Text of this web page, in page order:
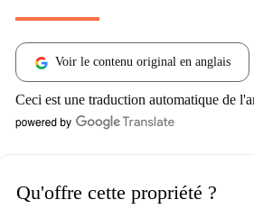
Voir le contenu original en anglais
Ceci est une traduction automatique de
Qu'offre cette propriété ?